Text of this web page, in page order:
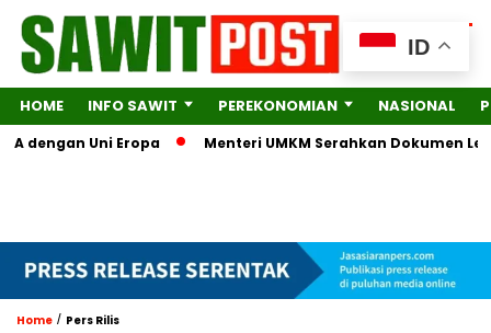
HOME INFO SAWIT PEREKONOMIAN NASIONAL
Uni Eropa Menteri UMKM Serahkan Dokumen Lengkap
Home / Pers Rilis
ID